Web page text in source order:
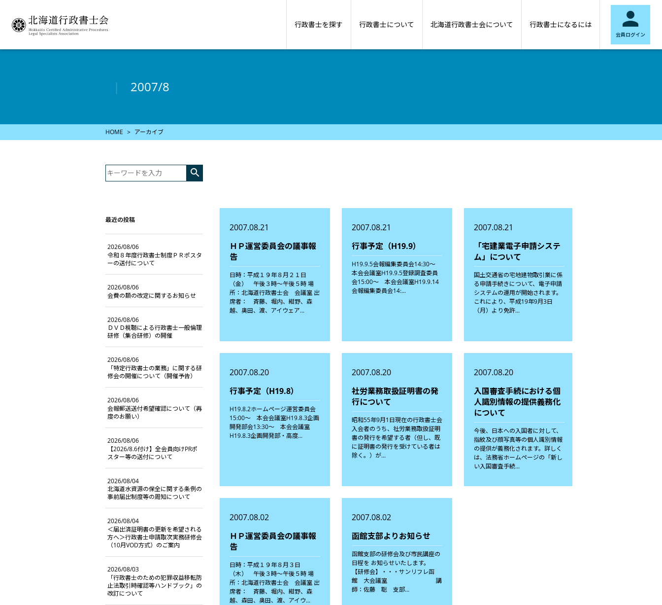
行政書士を探す 行政書士について 北海道行政書士会について 行政書士になるには 
会員ログイン
2007/8
HOME アーカイブ
2007.08.21
ＨＰ運営委員会の議事報
告
日時：平成１９年８月２１日
（金） 午後３時〜午後５時 場
所：北海道行政書士会 会議室 出
席者： 斉藤、堀内、紺野、森
越、奥田、渡、アイウェア...
2007.08.21
行事予定（H19.9）
H19.9.5会報編集委員会14:30～
本会会議室H19.9.5登録調査委員
会15:00～ 本会会議室H19.9.14
会報編集委員会14:...
2007.08.21
「宅建業電子申請システ
ム」について
国土交通省の宅地建物取引業に係
る申請手続きについて、電子申請
システムの運用が開始されます。
これにより、平成19年9月3日
（月）より免許...
2007.08.20
行事予定（H19.8）
H19.8.2ホームページ運営委員会
15:00～ 本会会議室H19.8.3企画
開発部会13:30～ 本会会議室
H19.8.3企画開発部・高度...
2007.08.20
社労業務取扱証明書の発
行について
昭和55年9月1日現在の行政書士会
入会者のうち、社労業務取扱証明
書の発行を希望する者（但し、既
に証明書の発行を受けている者は
除く。）が...
2007.08.20
入国審査手続における個
人識別情報の提供義務化
について
今後、日本への入国者に対して、
指紋及び顔写真等の個人識別情報
の提供が義務化されます。詳しく
は、法務省ホームページの「新し
い入国審査手続...
2007.08.02
ＨＰ運営委員会の議事報
告
日時：平成１９年８月３日
（木） 午後３時〜午後５時 場
所：北海道行政書士会 会議室 出
席者： 斉藤、堀内、紺野、森
越、森田、奥田、渡、アイウ...
2007.08.02
函館支部よりお知らせ
函館支部の研修会及び市民講座の
日程を お知らせいたします。
【研修会】・・・サンリフレ函
館 大会議室 講
師：佐藤 聡 支部...

最近の投稿
2026/08/06
令和８年度行政書士制度ＰＲポスタ
ーの送付について
2026/08/06
会費の額の改定に関するお知らせ
2026/08/06
ＤＶＤ視聴による行政書士一般倫理
研修（集合研修）の開催
2026/08/06
「特定行政書士の業務」に関する研
修会の開催について（開催予告）
2026/08/06
会報郵送送付希望確認について（再
度のお願い）
2026/08/06
【2026/8.6付け】全会員向けPRポ
スター等の送付について
2026/08/04
北海道水資源の保全に関する条例の
事前届出制度等の周知について
2026/08/04
＜届出済証明書の更新を希望される
方へ＞行政書士申請取次実務研修会
（10月VOD方式）のご案内
2026/08/03
「行政書士のための犯罪収益移転防
止法取引時確認等ハンドブック」の
改訂について